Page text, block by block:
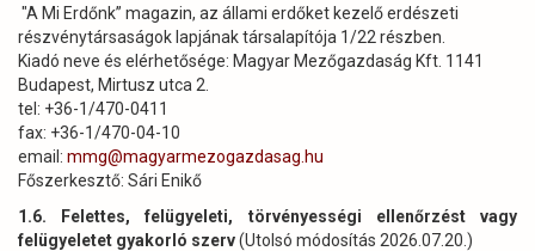
"A Mi Erdőnk” magazin, az állami erdőket kezelő erdészeti
részvénytársaságok lapjának társalapítója 1/22 részben.
Kiadó neve és elérhetősége: Magyar Mezőgazdaság Kft. 1141
Budapest, Mirtusz utca 2.
tel: +36-1/470-0411
fax: +36-1/470-04-10
email: mmg@magyarmezogazdasag.hu
Főszerkesztő: Sári Enikő
1.6. Felettes, felügyeleti, törvényességi ellenőrzést vagy
felügyeletet gyakorló szerv(Utolsó módosítás 2026.07.20.)